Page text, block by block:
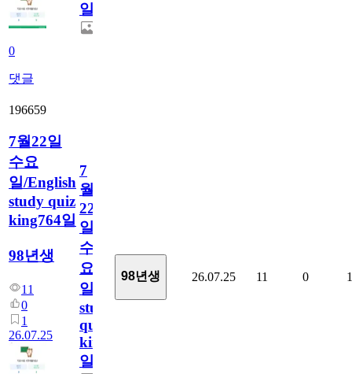
0
댓글
일
196659
7월22일
수요
일/English
study quiz
king764일
98년생
11
0
1
26.07.25
7
월
22
일
수
요
일/English
study
quiz
king764
일
98년생 26.07.25 11 0 1